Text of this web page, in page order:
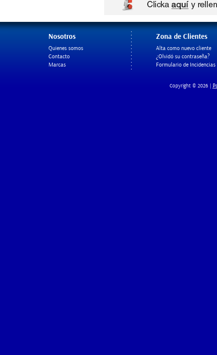
Nosotros
Quienes somos
Contacto
Marcas
Zona de Clientes
Alta como nuevo cliente
¿Olvidó su contraseña?
Formulario de Incidencias
Copyright © 2026 |